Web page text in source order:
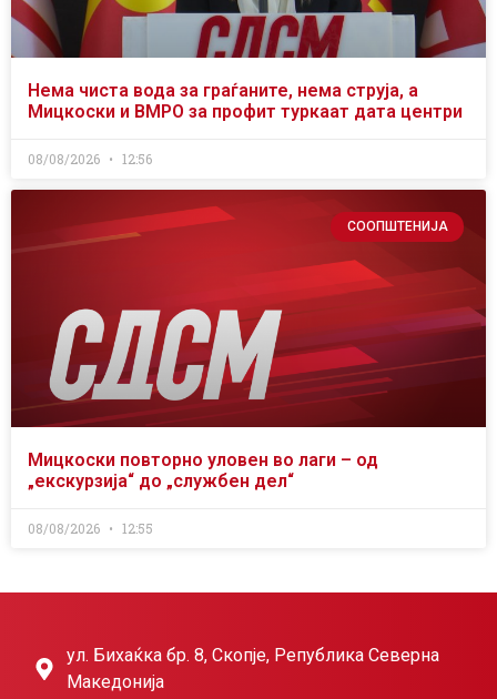
Нема чиста вода за граѓаните, нема струја, а
Мицкоски и ВМРО за профит туркаат дата центри
08/08/2026 12:56
СООПШТЕНИЈА
Мицкоски повторно уловен во лаги – од
„екскурзија“ до „службен дел“
08/08/2026 12:55
ул. Бихаќка бр. 8, Скопје, Република Северна
Македонија